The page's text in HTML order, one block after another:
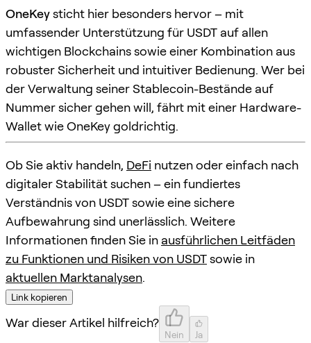
OneKeysticht hier besonders hervor – mit
umfassender Unterstützung für USDT auf allen
wichtigen Blockchains sowie einer Kombination aus
robuster Sicherheit und intuitiver Bedienung. Wer bei
der Verwaltung seiner Stablecoin-Bestände auf
Nummer sicher gehen will, fährt mit einer Hardware-
Wallet wie OneKey goldrichtig.
Ob Sie aktiv handeln, DeFi nutzen oder einfach nach
digitaler Stabilität suchen – ein fundiertes
Verständnis von USDT sowie eine sichere
Aufbewahrung sind unerlässlich. Weitere
Informationen finden Sie in ausführlichen Leitfäden
zu Funktionen und Risiken von USDTsowie in
aktuellen Marktanalysen.
Link kopieren
War dieser Artikel hilfreich?
Nein Ja